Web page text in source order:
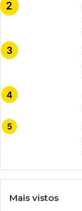
Mais vistos